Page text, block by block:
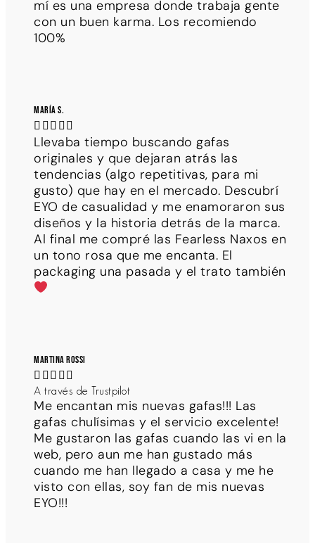
mí es una empresa donde trabaja gente
con un buen karma. Los recomiendo
100%
María S.
    
Llevaba tiempo buscando gafas
originales y que dejaran atrás las
tendencias (algo repetitivas, para mi
gusto) que hay en el mercado. Descubrí
EYO de casualidad y me enamoraron sus
diseños y la historia detrás de la marca.
Al final me compré las Fearless Naxos en
un tono rosa que me encanta. El
packaging una pasada y el trato también
Martina Rossi
    
A través de Trustpilot
Me encantan mis nuevas gafas!!! Las
gafas chulísimas y el servicio excelente!
Me gustaron las gafas cuando las vi en la
web, pero aun me han gustado más
cuando me han llegado a casa y me he
visto con ellas, soy fan de mis nuevas
EYO!!!